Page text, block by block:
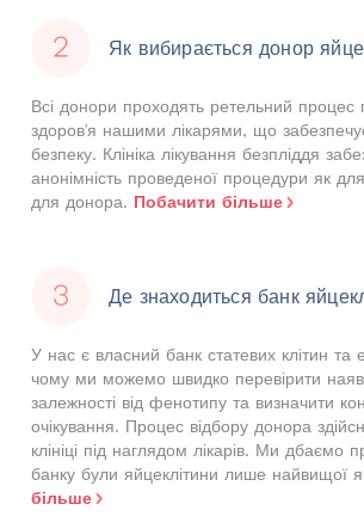
Як вибирається донор
Всі донори проходять ретельний процес
здоров'я нашими лікарями, що
безпеку. Клініка лікування безпліддя
анонімність проведеної процедури як для
для донора. Побачити більше
Де знаходиться банк
У нас є власний банк статевих клітин та
чому ми можемо швидко перевірити
залежності від фенотипу та визначити
очікування. Процес відбору донора
клініці під наглядом лікарів. Ми дбаємо
банку були яйцеклітини лише найвищої
більше